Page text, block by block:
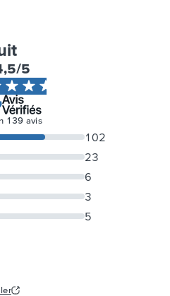
/5
139 avis
5
3
6
23
102